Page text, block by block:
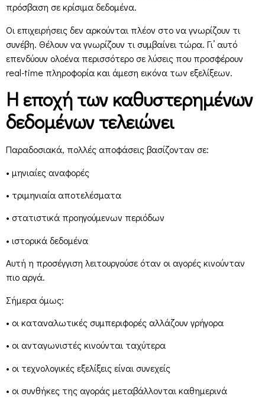
πρόσβαση σε κρίσιμα δεδομένα.
Οι επιχειρήσεις δεν αρκούνται πλέον στο να γνωρίζουν τι
συνέβη. Θέλουν να γνωρίζουν τι συμβαίνει τώρα. Γι’ αυτό
επενδύουν ολοένα περισσότερο σε λύσεις που προσφέρουν
real-time πληροφορία και άμεση εικόνα των εξελίξεων.
Η εποχή των καθυστερημένων
δεδομένων τελειώνει
Παραδοσιακά, πολλές αποφάσεις βασίζονταν σε:
• μηνιαίες αναφορές
• τριμηνιαία αποτελέσματα
• στατιστικά προηγούμενων περιόδων
• ιστορικά δεδομένα
Αυτή η προσέγγιση λειτουργούσε όταν οι αγορές κινούνταν
πιο αργά.
Σήμερα όμως:
• οι καταναλωτικές συμπεριφορές αλλάζουν γρήγορα
• οι ανταγωνιστές κινούνται ταχύτερα
• οι τεχνολογικές εξελίξεις είναι συνεχείς
• οι συνθήκες της αγοράς μεταβάλλονται καθημερινά